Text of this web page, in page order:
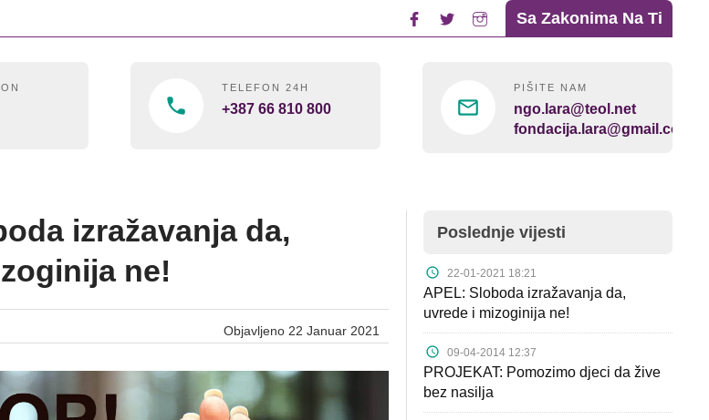
Sa Zakonima Na Ti
TELEFON 24H
+387 66 810 800
PIŠITE NAM
ngo.lara@teol.net
fondacija.lara@gmail.com
izražavanja da,
ne!
Objavljeno 22 Januar 2021
Poslednje vijesti
22-01-2021 18:21
APEL: Sloboda izražavanja da,
uvrede i mizoginija ne!
09-04-2014 12:37
PROJEKAT: Pomozimo djeci da žive
bez nasilja